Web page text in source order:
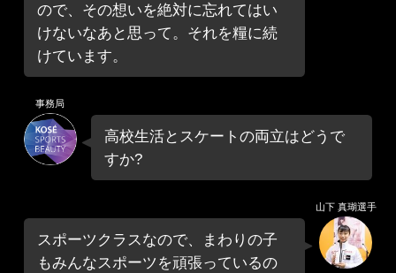
ので、その想いを絶対に忘れてはい
けないなあと思って。それを糧に続
けています。
事務局
高校生活とスケートの両立はどうで
すか?
スポーツクラスなので、まわりの子
もみんなスポーツを頑張っているの
山下 真瑚選手